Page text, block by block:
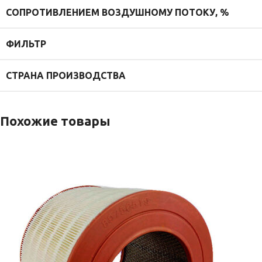
СОПРОТИВЛЕНИЕМ ВОЗДУШНОМУ ПОТОКУ, %
ФИЛЬТР
СТРАНА ПРОИЗВОДСТВА
Похожие товары